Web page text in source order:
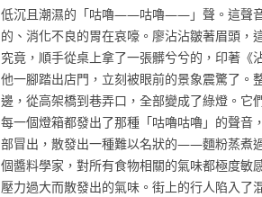
低沉且潮濕的「咕嚕——咕嚕——」聲。這聲
的、消化不良的胃在哀嚎。廖沾沾皺著眉頭，
究竟，順手從桌上拿了一張髒兮兮的，印著《
他一腳踏出店門，立刻被眼前的景象震驚了。
邊，從高架橋到巷弄口，全部變成了綠燈。它
每一個燈箱都發出了那種「咕嚕咕嚕」的聲音
部冒出，散發出一種難以名狀的——麵粉蒸煮
個醬料學家，對所有食物相關的氣味都極度敏
壓力過大而散發出的氣味。街上的行人陷入了